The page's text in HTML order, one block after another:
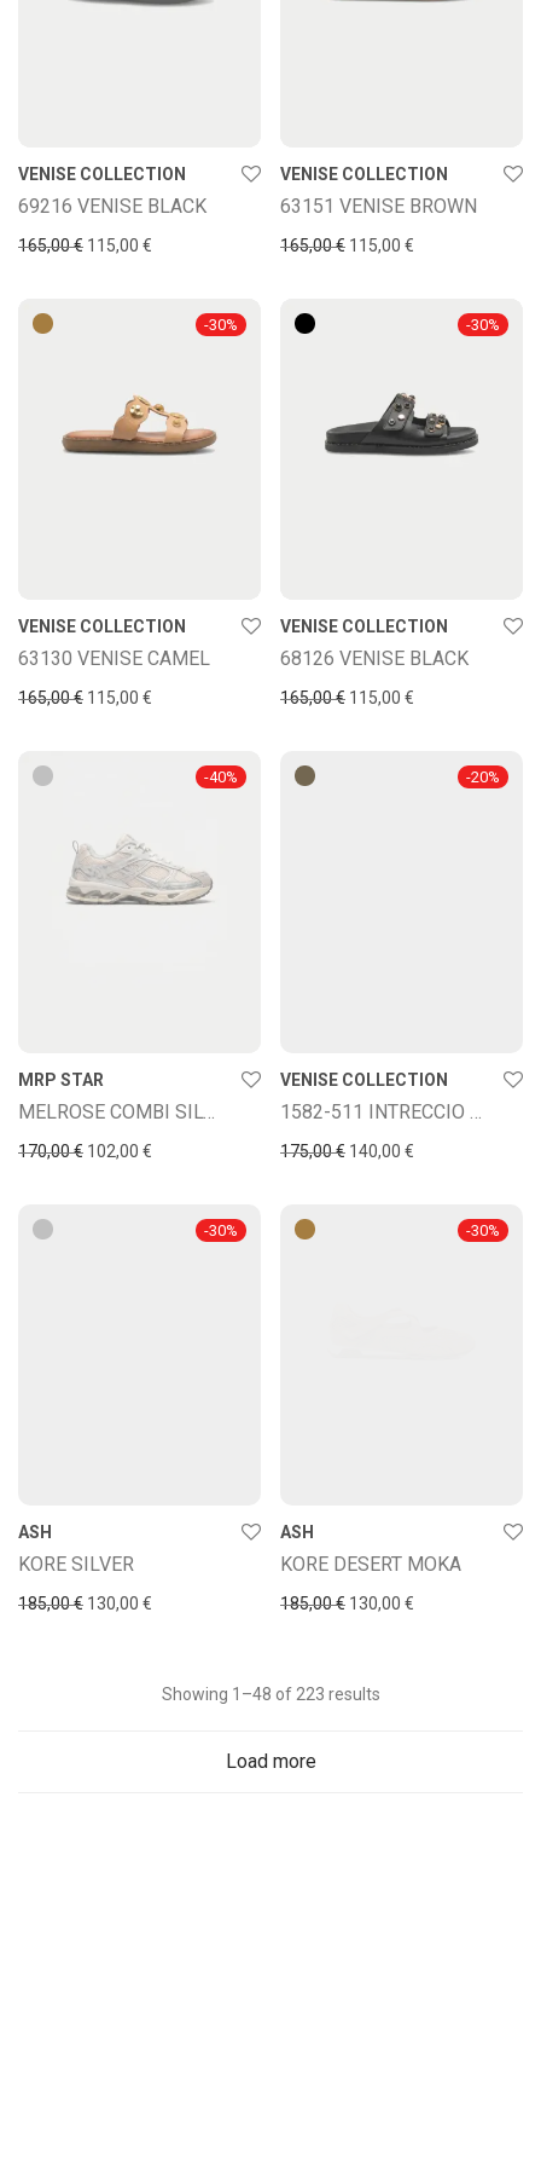
VENISE COLLECTION
69216 VENISE BLACK
165,00€ 115,00 €
VENISE COLLECTION
63151 VENISE BROWN
165,00€ 115,00 €
-30%
VENISE COLLECTION
63130 VENISE CAMEL
165,00€ 115,00 €
-30%
VENISE COLLECTION
68126 VENISE BLACK
165,00€ 115,00 €
-40%
MRP STAR
170,00€ 102,00 €
-20%
VENISE COLLECTION
175,00€ 140,00 €
-30%
ASH
KORE SILVER
185,00€ 130,00 €
-30%
ASH
KORE DESERT MOKA
185,00€ 130,00 €
Showing 1–48 of 223 results
Load more